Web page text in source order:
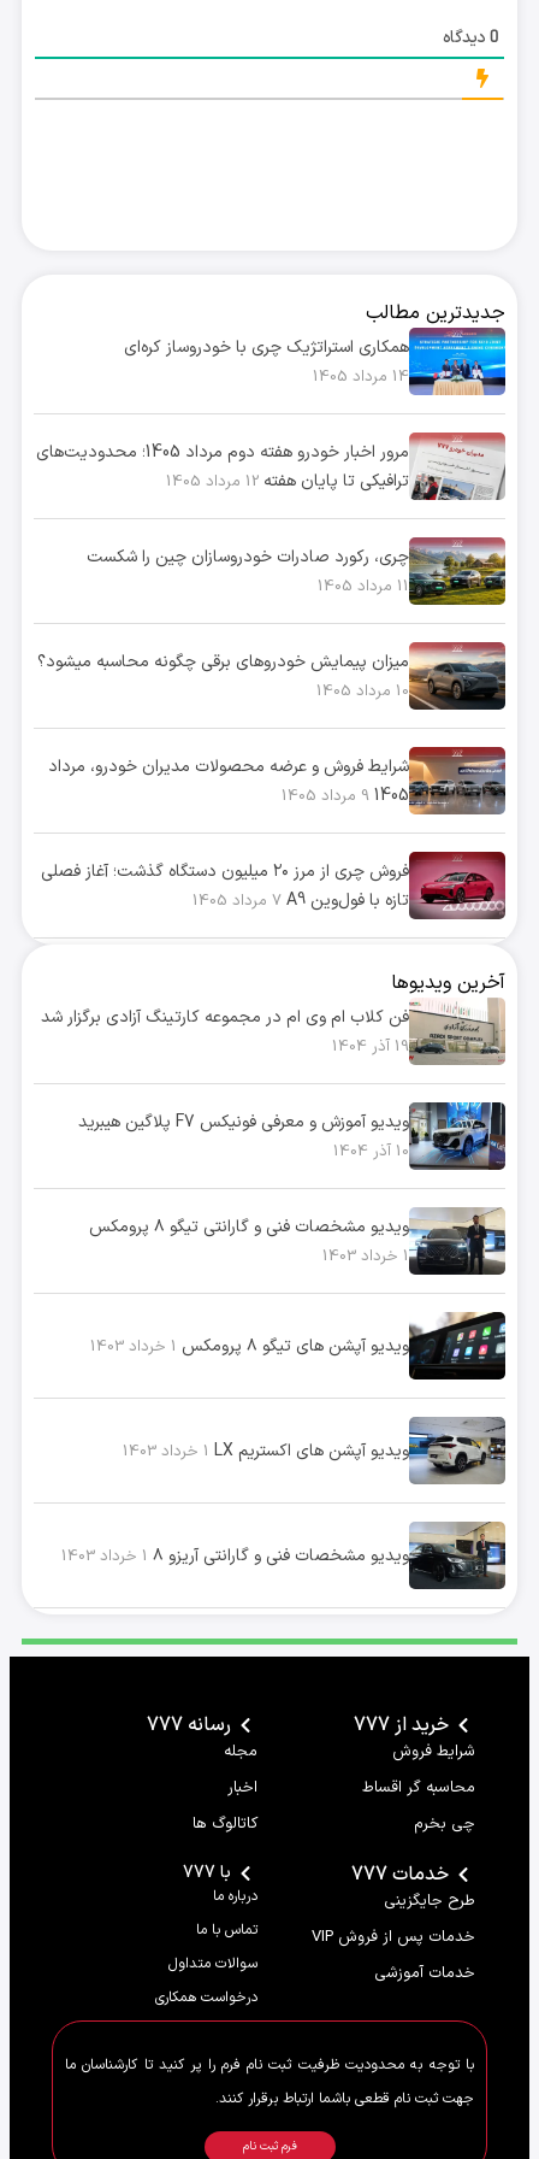
0دیدگاه
جدیدترین مطالب
همکاری استراتژیک چری با خودروساز کره‌ای
14 مرداد 1405
مرور اخبار خودرو هفته دوم مرداد 1405؛ محدودیت‌های
ترافیکی تا پایان هفته 12 مرداد 1405
چری، رکورد صادرات خودروسازان چین را شکست
11 مرداد 1405
میزان پیمایش خودروهای برقی چگونه محاسبه میشود؟
10 مرداد 1405
شرایط فروش و عرضه محصولات مدیران خودرو، مرداد
1405 9 مرداد 1405
فروش چری از مرز ۲۰ میلیون دستگاه گذشت؛ آغاز فصلی
تازه با فول‌وین A9
7 مرداد 1405
آخرین ویدیوها
فن کلاب ام وی ام در مجموعه کارتینگ آزادی برگزار شد
19 آذر 1404
ویدیو آموزش و معرفی فونیکس F7 پلاگین هیبرید
10 آذر 1404
ویدیو مشخصات فنی و گارانتی تیگو ۸ پرومکس
1 خرداد 1403
ویدیو آپشن های تیگو ۸ پرومکس 1 خرداد 1403
ویدیو آپشن های اکستریم LX 1 خرداد 1403
ویدیو مشخصات فنی و گارانتی آریزو ۸ 1 خرداد 1403
خرید از 777
شرایط فروش
محاسبه گر اقساط
چی بخرم
رسانه 777
مجله
اخبار
کاتالوگ ها
خدمات 777
طرح جایگزینی
خدمات پس از فروش VIP
خدمات آموزشی
با 777
درباره ما
تماس با ما
سوالات متداول
درخواست همکاری
با توجه به محدودیت ظرفیت ثبت نام فرم را پر کنید تا کارشناسان ما
جهت ثبت نام قطعی باشما ارتباط برقرار کنند.
فرم ثبت نام